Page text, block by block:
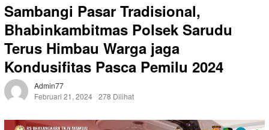
Sambangi Pasar Tradisional,
Bhabinkambitmas Polsek Sarudu
Terus Himbau Warga jaga
Kondusifitas Pasca Pemilu 2024
Admin77
Februari 21, 2024 278 Dilihat